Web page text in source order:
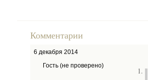
Комментарии
6 декабря 2014
Гость (не проверено)